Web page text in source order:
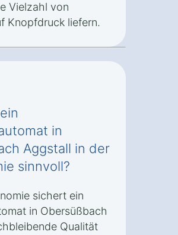
Vielzahl von
Knopfdruck liefern.
in
Aggstall in der
sinnvoll?
sichert ein
in Obersüßbach
Qualität